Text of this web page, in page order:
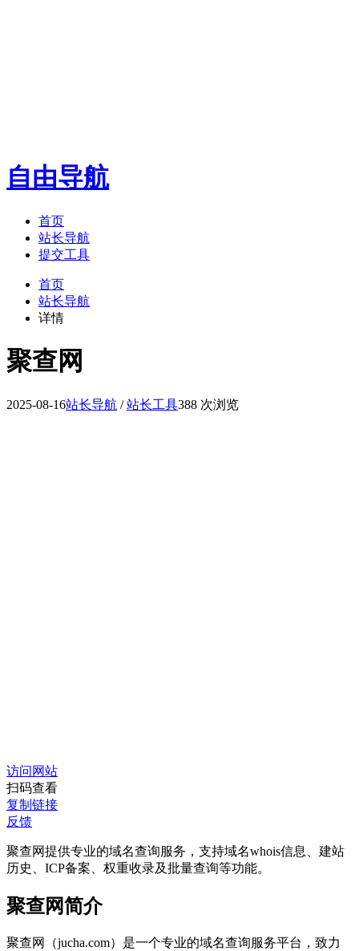
自由导航
首页
站长导航
提交工具
首页
站长导航
详情
聚查网
2025-08-16站长导航 /站长工具388 次浏览
访问网站
扫码查看
复制链接
反馈
聚查网提供专业的域名查询服务，支持域名whois信息、建站
历史、ICP备案、权重收录及批量查询等功能。
聚查网简介
聚查网（jucha.com）是一个专业的域名查询服务平台，致力